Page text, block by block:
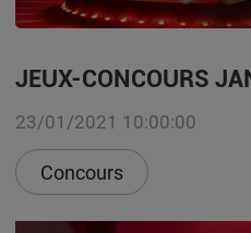
JEUX-CONCOURS
23/01/2021 10:00:00
Concours